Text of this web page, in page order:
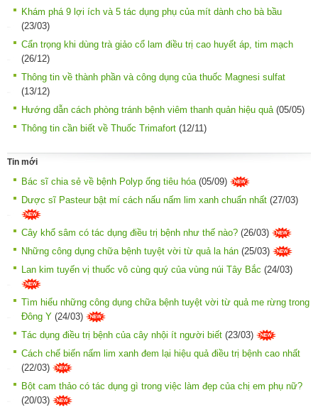
Khám phá 9 lợi ích và 5 tác dụng phụ của mít dành cho bà bầu
(23/03)
Cẩn trọng khi dùng trà giảo cổ lam điều trị cao huyết áp, tim mạch
(26/12)
Thông tin về thành phần và công dụng của thuốc Magnesi sulfat
(13/12)
Hướng dẫn cách phòng tránh bệnh viêm thanh quản hiệu quả(05/05)
Thông tin cần biết về Thuốc Trimafort (12/11)
Tin mới
Bác sĩ chia sẻ về bệnh Polyp ống tiêu hóa (05/09)
Dược sĩ Pasteur bật mí cách nấu nấm lim xanh chuẩn nhất (27/03)
Cây khổ sâm có tác dụng điều trị bệnh như thế nào? (26/03)
Những công dụng chữa bệnh tuyệt vời từ quả la hán (25/03)
Lan kim tuyến vị thuốc vô cùng quý của vùng núi Tây Bắc (24/03)
Tìm hiểu những công dụng chữa bệnh tuyệt vời từ quả me rừng trong
Đông Y (24/03)
Tác dụng điều trị bệnh của cây nhội ít người biết (23/03)
Cách chế biến nấm lim xanh đem lại hiệu quả điều trị bệnh cao nhất
(22/03)
Bột cam thảo có tác dụng gì trong việc làm đẹp của chị em phụ nữ?
(20/03)